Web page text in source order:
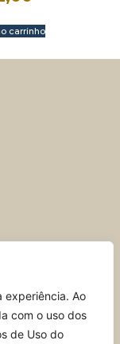
experiência. Ao
com o uso dos
de Uso do
carrinho
à sexta-feira